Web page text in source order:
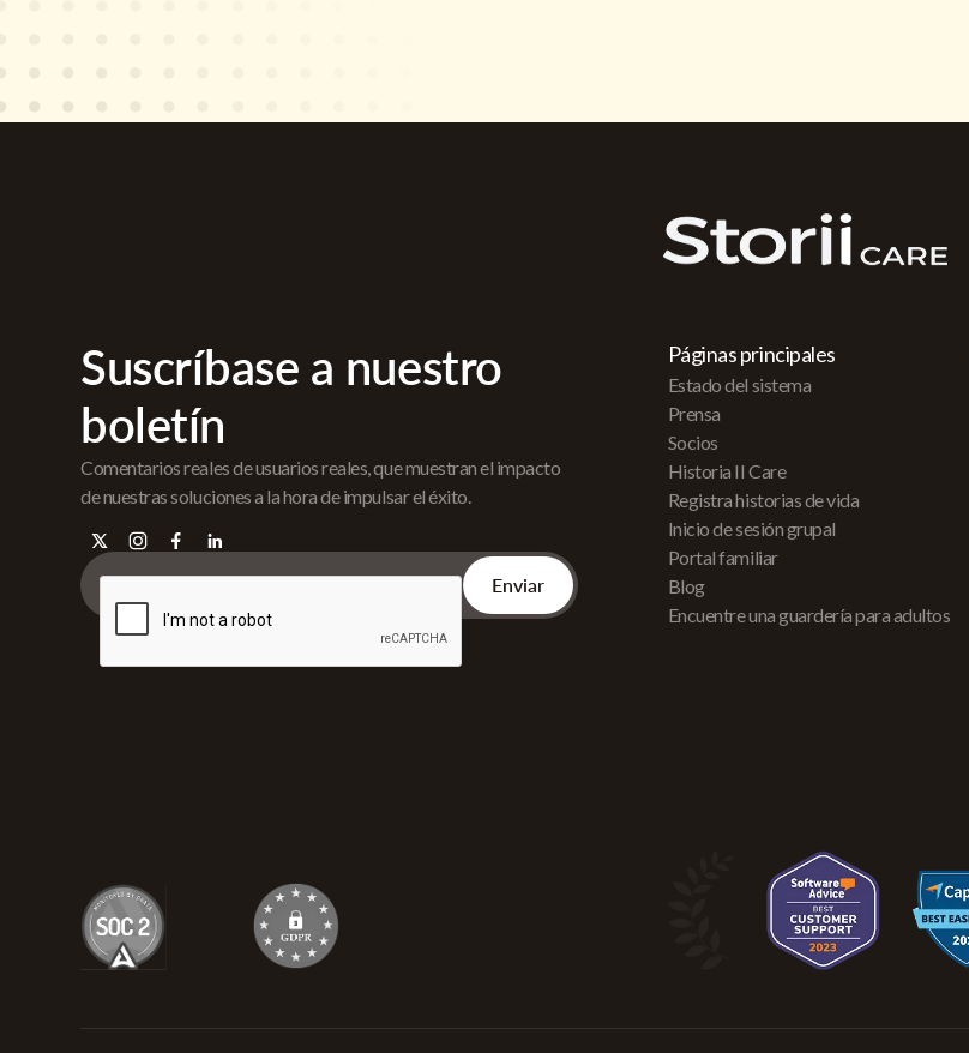
Suscríbase a nuestro
boletín
Comentarios reales de usuarios reales, que muestran el impacto
de nuestras soluciones a la hora de impulsar el éxito.
Páginas principales
Estado del sistema
Prensa
Socios
Historia II Care
Registra historias de vida
Inicio de sesión grupal
Portal familiar
Blog
Encuentre una guardería para adultos